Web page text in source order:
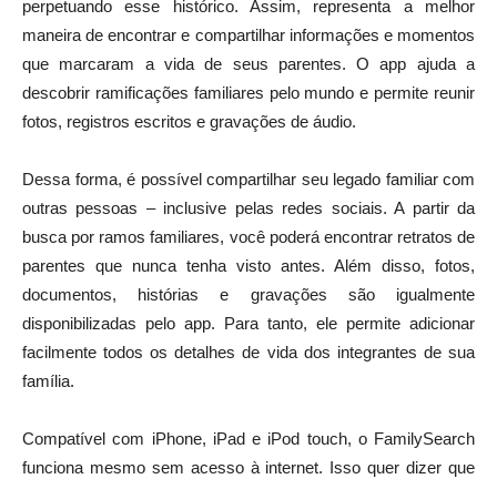
perpetuando esse histórico. Assim, representa a melhor
maneira de encontrar e compartilhar informações e momentos
que marcaram a vida de seus parentes. O app ajuda a
descobrir ramificações familiares pelo mundo e permite reunir
fotos, registros escritos e gravações de áudio.
Dessa forma, é possível compartilhar seu legado familiar com
outras pessoas – inclusive pelas redes sociais. A partir da
busca por ramos familiares, você poderá encontrar retratos de
parentes que nunca tenha visto antes. Além disso, fotos,
documentos, histórias e gravações são igualmente
disponibilizadas pelo app. Para tanto, ele permite adicionar
facilmente todos os detalhes de vida dos integrantes de sua
família.
Compatível com iPhone, iPad e iPod touch, o FamilySearch
funciona mesmo sem acesso à internet. Isso quer dizer que